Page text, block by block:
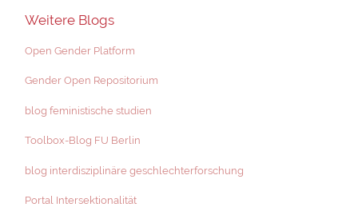
Weitere Blogs
Open Gender Platform
Gender Open Repositorium
blog feministische studien
Toolbox-Blog FU Berlin
blog interdisziplinäre geschlechterforschung
Portal Intersektionalität